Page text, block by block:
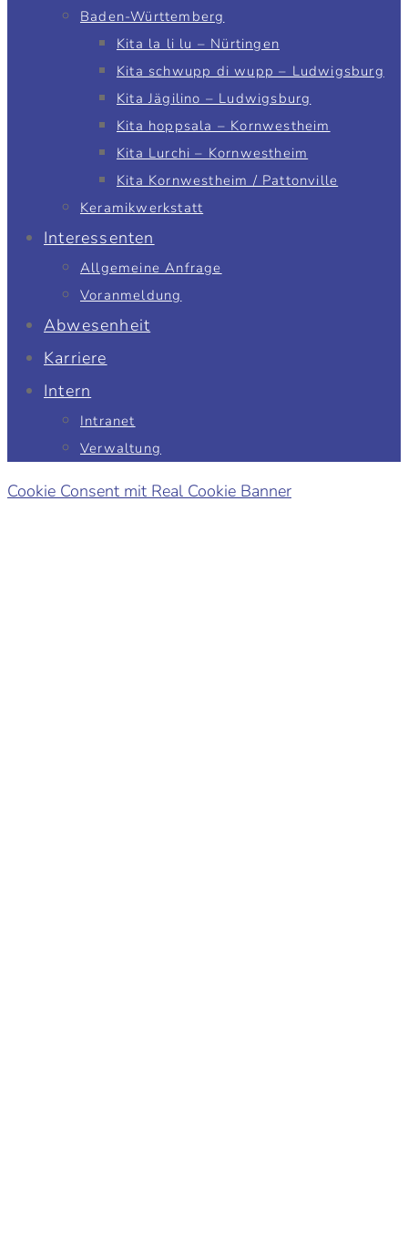
Baden-Württemberg
Kita la li lu – Nürtingen
Kita schwupp di wupp – Ludwigsburg
Kita Jägilino – Ludwigsburg
Kita hoppsala – Kornwestheim
Kita Lurchi – Kornwestheim
Kita Kornwestheim / Pattonville
Keramikwerkstatt
Interessenten
Allgemeine Anfrage
Voranmeldung
Abwesenheit
Karriere
Intern
Intranet
Verwaltung
Cookie Consent mit Real Cookie Banner